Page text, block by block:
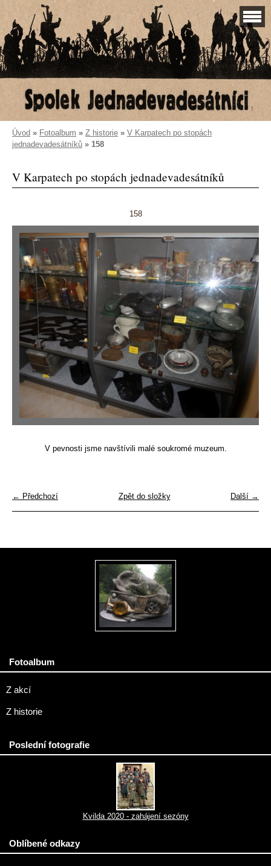
Úvod » Fotoalbum » Z historie » V Karpatech po stopách
jednadevadesátníků » 158
V Karpatech po stopách jednadevadesátníků
158
V pevnosti jsme navštívili malé soukromé muzeum.
← Předchozí Další →
Zpět do složky
Fotoalbum
Z akcí
Z historie
Poslední fotografie
Kvilda 2020 - zahájení sezóny
Oblíbené odkazy